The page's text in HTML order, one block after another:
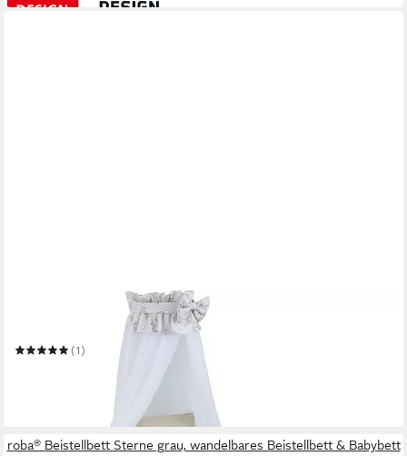
Beistellbett Babybett Shiny Teddy
(1)
in 4-5 Werktagen bei dir
roba® Beistellbett Sterne grau, wandelbares Beistellbett & Babybett